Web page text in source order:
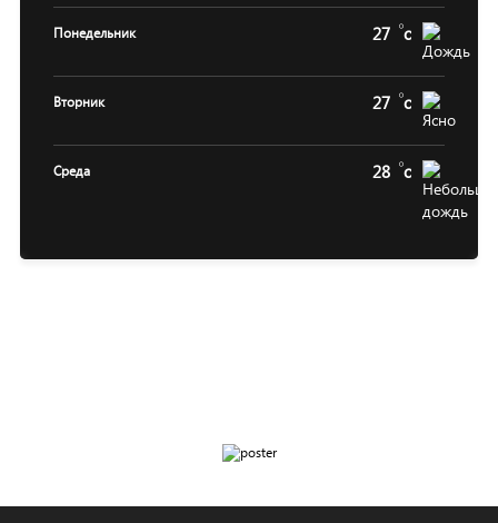
Понедельник 27 c
Вторник 27 c
Среда 28 c